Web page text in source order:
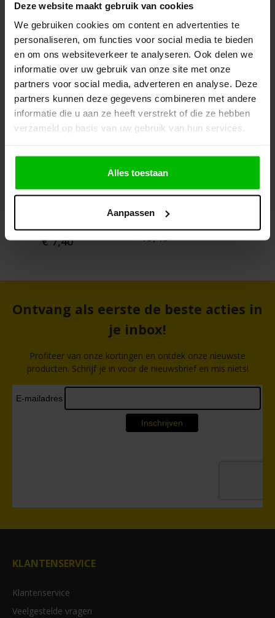
Deze website maakt gebruik van cookies
We gebruiken cookies om content en advertenties te
personaliseren, om functies voor social media te bieden
en om ons websiteverkeer te analyseren. Ook delen we
informatie over uw gebruik van onze site met onze
partners voor social media, adverteren en analyse. Deze
partners kunnen deze gegevens combineren met andere
informatie die u aan ze heeft verstrekt of die ze hebben
verzameld op basis van uw gebruik van hun services.
Alles toestaan
Aanpassen
Illbruck FM657 Perfect
Foam Pro (PU schuim)
540ml
vanaf
€ 7,40
Bekijk of bestel
Schroefbit 25mm -
PH2 (25 stuks)
€
13,40
In winkelwagen
TX-
Ontvang als eerste de beste acties in
je inbox!
Profiteer van onze kortingen en ontdek onze nieuwste
producten. Schrijf je in voor de nieuwsbrief en mis niets!
KLANTENSERVICE
Klantenservice
Veelgestelde vragen